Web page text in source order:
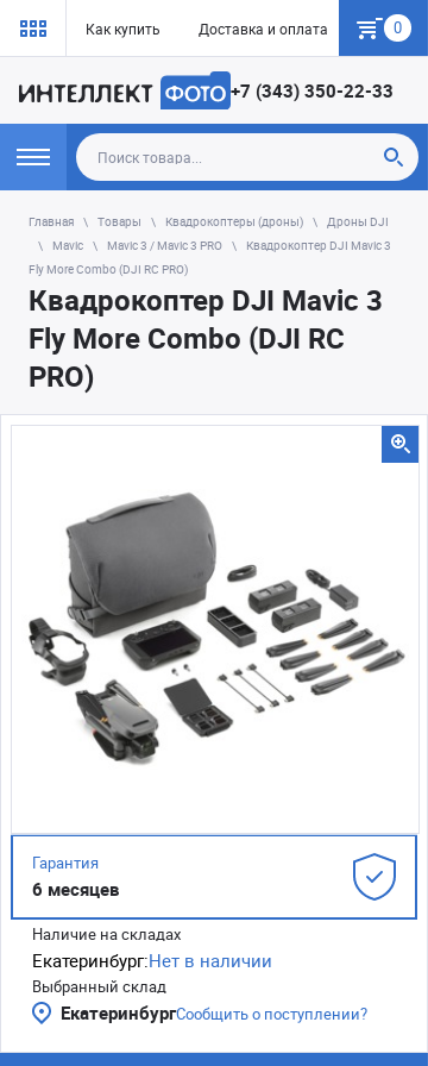
Как купить Доставка и оплата Гарантия
0
+7 (343) 350-22-33
Главная Товары Квадрокоптеры (дроны)
Дроны DJI
Mavic
Mavic 3 / Mavic 3 PRO
Квадрокоптер DJI Mavic 3
Fly More Combo (DJI RC PRO)
Квадрокоптер DJI Mavic 3
Fly More Combo (DJI RC
PRO)
Гарантия
6 месяцев
Наличие на складах
Екатеринбург:Нет в наличии
Выбранный склад
ЕкатеринбургСообщить о поступлении?